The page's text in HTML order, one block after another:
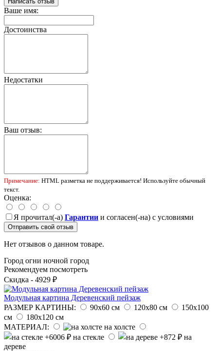
Ваше имя:
Достоинства
Недостатки
Ваш отзыв:
Примечание: HTML разметка не поддерживается! Используйте обычный
текст.
Оценка:
Я прочитал(-а) Гарантии и согласен(-на) с условиями
Отправить свой отзыв
Нет отзывов о данном товаре.
Город огни ночной город
Рекомендуем посмотреть
Скидка - 4929 ₽
Модульная картина Деревенский пейзаж
РАЗМЕР КАРТИНЫ:
90х60 см 120х80 см
150х100
см
180х120 см
МАТЕРИАЛ:
на холсте
на стекле
на
дереве